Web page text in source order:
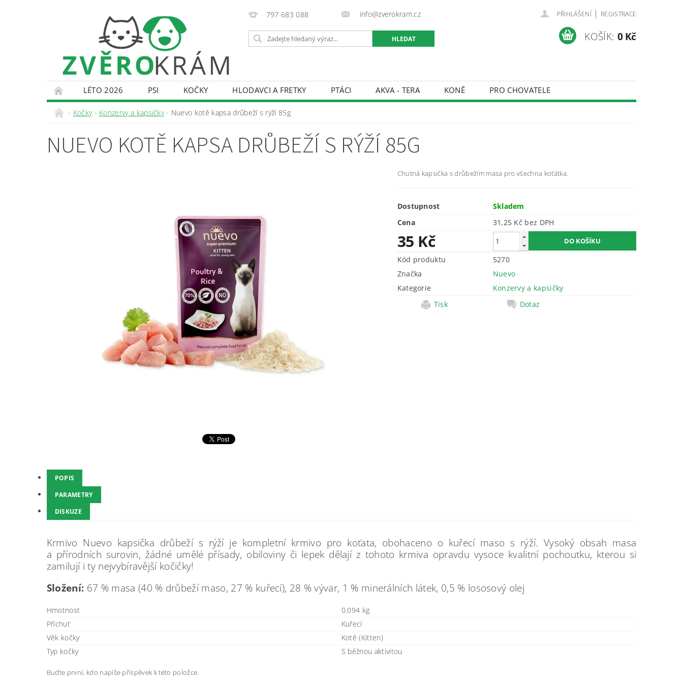
797 683 088 info@zverokram.cz PŘIHLÁŠENÍ | REGISTRACE
KOŠÍK: 0 Kč
LÉTO 2026 PSI KOČKY HLODAVCI A FRETKY PTÁCI AKVA - TERA KONĚ
PRO CHOVATELE
KONTAKTY
DOPRAVA A PLATBA OBCHODNÍ PODMÍNKY
Kočky Konzervy a kapsičky Nuevo kotě kapsa drůbeží s rýží 85g
NUEVO KOTĚ KAPSA DRŮBEŽÍ S RÝŽÍ 85G
Chutná kapsička s drůbežím masa pro všechna koťátka.
Dostupnost
Skladem
Cena
31,25 Kč bez DPH
35 Kč
Kód produktu
5270
Značka
Nuevo
Kategorie
Konzervy a kapsičky
Tisk
Dotaz
POPIS
PARAMETRY
DISKUZE
Krmivo Nuevo kapsička drůbeží s rýží je kompletní krmivo pro koťata, obohaceno o kuřecí maso s rýží. Vysoký obsah masa
a přírodních surovin, žádné umělé přísady, obiloviny či lepek dělají z tohoto krmiva opravdu vysoce kvalitní pochoutku, kterou si
zamilují i ty nejvybíravější kočičky!
Složení: 67 % masa (40 % drůbeží maso, 27 % kuřecí), 28 % vývar, 1 % minerálních látek, 0,5 % lososový olej
Hmotnost
0.094 kg
Příchuť
Kuřecí
Věk kočky
Kotě (Kitten)
Typ kočky
S běžnou aktivitou
Buďte první, kdo napíše příspěvek k této položce.